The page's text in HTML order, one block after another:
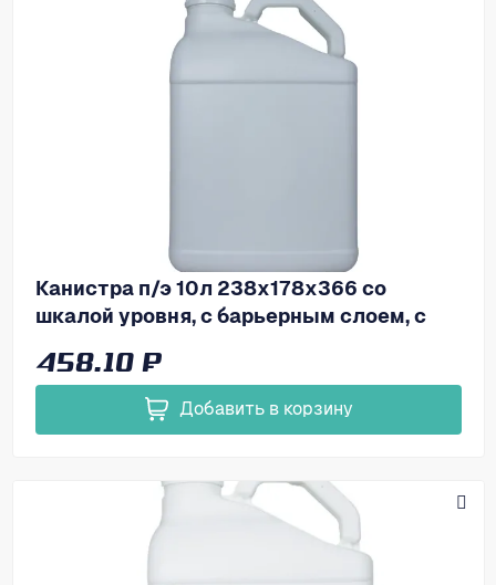
Канистра п/э 10л 238х178х366 со
шкалой уровня, с барьерным слоем, с
458.10 ₽
Добавить в корзину